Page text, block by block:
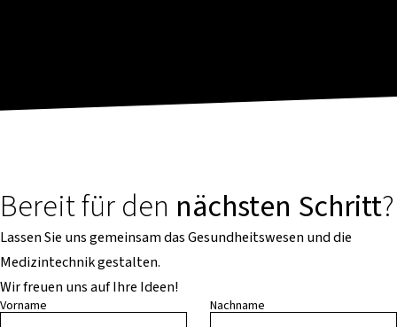
Bereit für den nächsten Schritt?
Lassen Sie uns gemeinsam das Gesundheitswesen und die
Medizintechnik gestalten.
Wir freuen uns auf Ihre Ideen!
Vorname Nachname